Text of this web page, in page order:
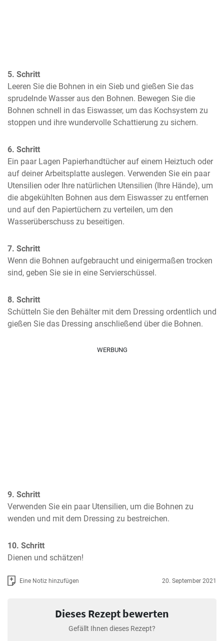
5. Schritt
Leeren Sie die Bohnen in ein Sieb und gießen Sie das
sprudelnde Wasser aus den Bohnen. Bewegen Sie die
Bohnen schnell in das Eiswasser, um das Kochsystem zu
stoppen und ihre wundervolle Schattierung zu sichern.
6. Schritt
Ein paar Lagen Papierhandtücher auf einem Heiztuch oder
auf deiner Arbeitsplatte auslegen. Verwenden Sie ein paar
Utensilien oder Ihre natürlichen Utensilien (Ihre Hände), um
die abgekühlten Bohnen aus dem Eiswasser zu entfernen
und auf den Papiertüchern zu verteilen, um den
Wasserüberschuss zu beseitigen.
7. Schritt
Wenn die Bohnen aufgebraucht und einigermaßen trocken
sind, geben Sie sie in eine Servierschüssel.
8. Schritt
Schütteln Sie den Behälter mit dem Dressing ordentlich und
gießen Sie das Dressing anschließend über die Bohnen.
WERBUNG
9. Schritt
Verwenden Sie ein paar Utensilien, um die Bohnen zu
wenden und mit dem Dressing zu bestreichen.
10. Schritt
Dienen und schätzen!
Eine Notiz hinzufügen 20. September 2021
Dieses Rezept bewerten
Gefällt Ihnen dieses Rezept?